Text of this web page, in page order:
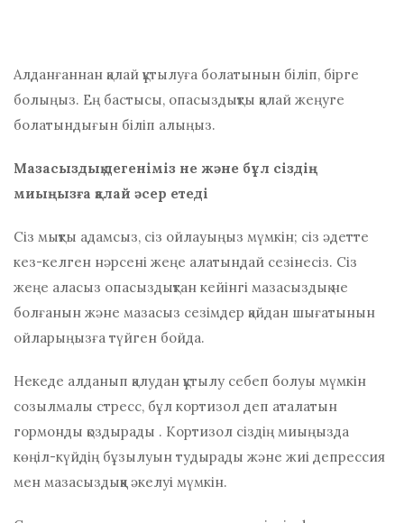
Алданғаннан қалай құтылуға болатынын біліп, бірге
болыңыз. Ең бастысы, опасыздықты қалай жеңуге
болатындығын біліп алыңыз.
Мазасыздық дегеніміз не және бұл сіздің
миыңызға қалай әсер етеді
Сіз мықты адамсыз, сіз ойлауыңыз мүмкін; сіз әдетте
кез-келген нәрсені жеңе алатындай сезінесіз. Сіз
жеңе аласыз опасыздықтан кейінгі мазасыздықне
болғанын және мазасыз сезімдер қайдан шығатынын
ойларыңызға түйген бойда.
Некеде алданып қалудан құтылу себеп болуы мүмкін
созылмалы стресс, бұл кортизол деп аталатын
гормонды қоздырады . Кортизол сіздің миыңызда
көңіл-күйдің бұзылуын тудырады және жиі депрессия
мен мазасыздыққа әкелуі мүмкін.